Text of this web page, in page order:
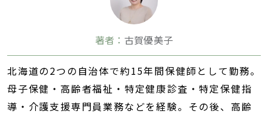
著者： 古賀優美子
北海道の2つの自治体で約15年間保健師として勤務。
母子保健・高齢者福祉・特定健康診査・特定保健指
導・介護支援専門員業務などを経験。その後、高齢